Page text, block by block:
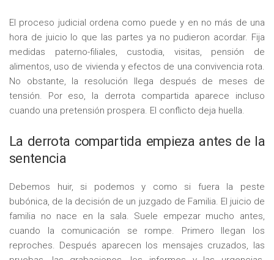
El proceso judicial ordena como puede y en no más de una
hora de juicio lo que las partes ya no pudieron acordar. Fija
medidas paterno-filiales, custodia, visitas, pensión de
alimentos, uso de vivienda y efectos de una convivencia rota.
No obstante, la resolución llega después de meses de
tensión. Por eso, la derrota compartida aparece incluso
cuando una pretensión prospera. El conflicto deja huella.
La derrota compartida empieza antes de la
sentencia
Debemos huir, si podemos y como si fuera la peste
bubónica, de la decisión de un juzgado de Familia. El juicio de
familia no nace en la sala. Suele empezar mucho antes,
cuando la comunicación se rompe. Primero llegan los
reproches. Después aparecen los mensajes cruzados, las